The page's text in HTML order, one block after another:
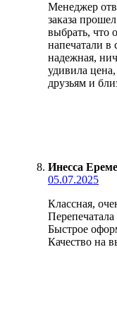
Менеджер
заказа
выбрать, что
напечатали в
надежная,
удивила
друзьям и
Инесса
05.07.2025
Классная,
Быстрое
Качество на